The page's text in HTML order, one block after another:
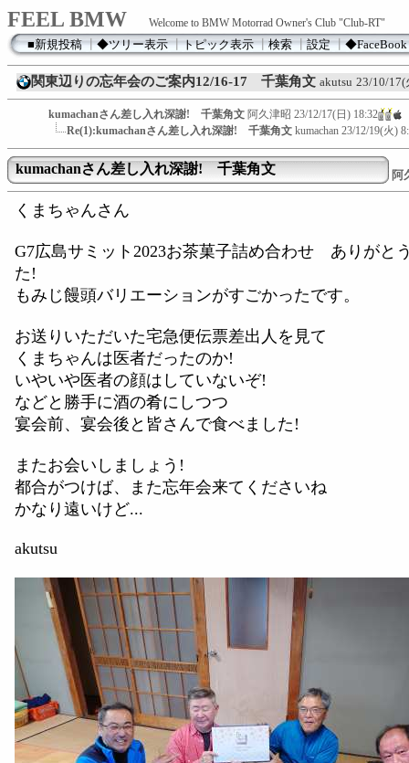
FEEL BMW Welcome to BMW Motorrad Owner's Club "Club-RT"
■新規投稿┃◆ツリー表示┃トピック表示┃検索┃設定┃◆FaceBook
関東辺りの忘年会のご案内12/16-17 千葉角文 akutsu 23/10/17(
kumachanさん差し入れ深謝! 千葉角文 阿久津昭 23/12/17(日) 18:32
Re(1):kumachanさん差し入れ深謝! 千葉角文 kumachan 23/12/19(火)
kumachanさん差し入れ深謝! 千葉角文 阿
くまちゃんさん
G7広島サミット2023お茶菓子詰め合わせ ありがと
た!
もみじ饅頭バリエーションがすごかったです。
お送りいただいた宅急便伝票差出人を見て
くまちゃんは医者だったのか!
いやいや医者の顔はしていないぞ!
などと勝手に酒の肴にしつつ
宴会前、宴会後と皆さんで食べました!
またお会いしましょう!
都合がつけば、また忘年会来てくださいね
かなり遠いけど...
akutsu